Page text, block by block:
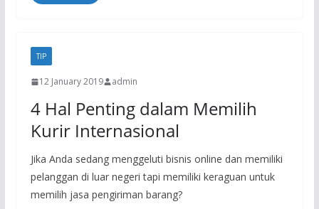
TIP
12 January 2019 admin
4 Hal Penting dalam Memilih
Kurir Internasional
Jika Anda sedang menggeluti bisnis online dan memiliki
pelanggan di luar negeri tapi memiliki keraguan untuk
memilih jasa pengiriman barang?